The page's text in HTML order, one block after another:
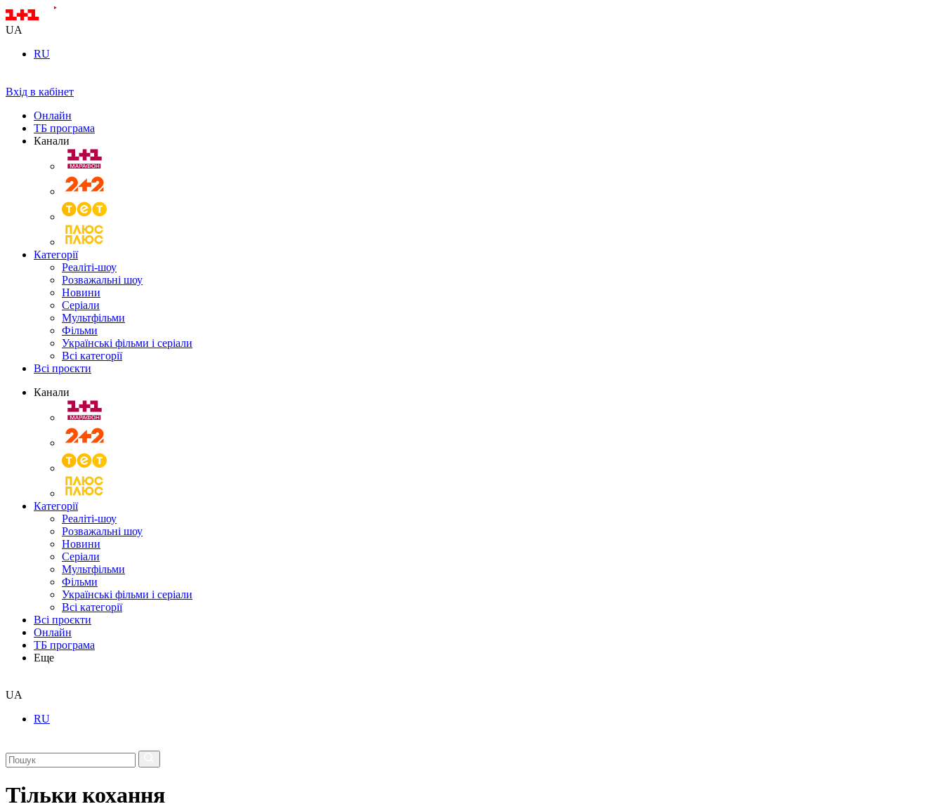
UA
RU
Вхід в кабінет
Онлайн
ТБ програма
Канали
Категорії
Реаліті-шоу
Розважальні шоу
Новини
Серіали
Мультфільми
Фільми
Українські фільми і серіали
Всі категорії
Всі проєкти
Канали
Категорії
Реаліті-шоу
Розважальні шоу
Новини
Серіали
Мультфільми
Фільми
Українські фільми і серіали
Всі категорії
Всі проєкти
Онлайн
ТБ програма
Еще
UA
RU
Тільки кохання